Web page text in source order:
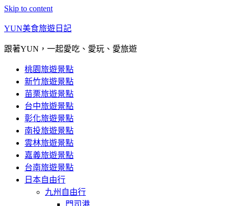
Skip to content
YUN美食旅遊日記
跟著YUN，一起愛吃、愛玩、愛旅遊
桃園旅遊景點
新竹旅遊景點
苗栗旅遊景點
台中旅遊景點
彰化旅遊景點
南投旅遊景點
雲林旅遊景點
嘉義旅遊景點
台南旅遊景點
日本自由行
九州自由行
門司港